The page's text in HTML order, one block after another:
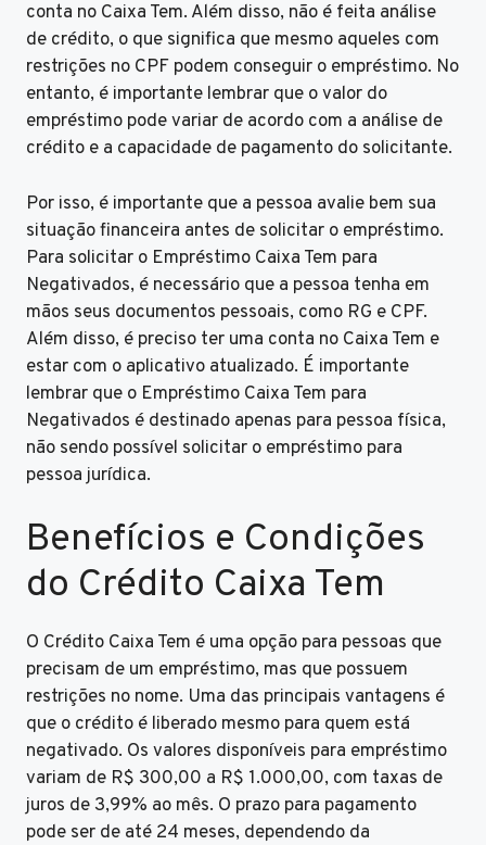
conta no Caixa Tem. Além disso, não é feita análise
de crédito, o que significa que mesmo aqueles com
restrições no CPF podem conseguir o empréstimo. No
entanto, é importante lembrar que o valor do
empréstimo pode variar de acordo com a análise de
crédito e a capacidade de pagamento do solicitante.
Por isso, é importante que a pessoa avalie bem sua
situação financeira antes de solicitar o empréstimo.
Para solicitar o Empréstimo Caixa Tem para
Negativados, é necessário que a pessoa tenha em
mãos seus documentos pessoais, como RG e CPF.
Além disso, é preciso ter uma conta no Caixa Tem e
estar com o aplicativo atualizado. É importante
lembrar que o Empréstimo Caixa Tem para
Negativados é destinado apenas para pessoa física,
não sendo possível solicitar o empréstimo para
pessoa jurídica.
Benefícios e Condições
do Crédito Caixa Tem
O Crédito Caixa Tem é uma opção para pessoas que
precisam de um empréstimo, mas que possuem
restrições no nome. Uma das principais vantagens é
que o crédito é liberado mesmo para quem está
negativado. Os valores disponíveis para empréstimo
variam de R$ 300,00 a R$ 1.000,00, com taxas de
juros de 3,99% ao mês. O prazo para pagamento
pode ser de até 24 meses, dependendo da